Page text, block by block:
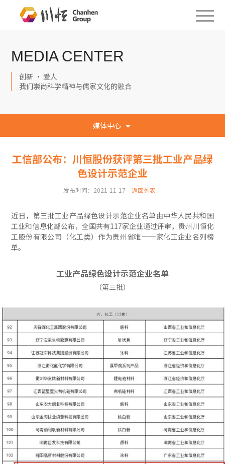
MEDIA CENTER
创新 · 爱人
我们崇尚科学精神与儒家文化的融合
媒体中心
工信部公布：川恒股份获评第三批工业产品绿
色设计示范企业
发布时间：2021-11-17 返回列表
近日，第三批工业产品绿色设计示范企业名单由中华人民共和国
工业和信息化部公布，全国共有117家企业通过评审，贵州川恒化
工股份有限公司（化工类）作为贵州省唯一一家化工企业名列榜
单。
工业产品绿色设计示范企业名单
（第三批）